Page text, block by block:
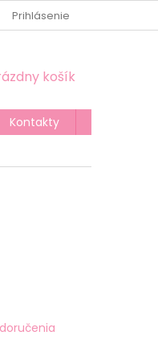
Prihlásenie
košík
Kontakty